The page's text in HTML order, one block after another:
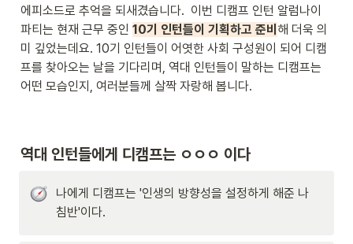
에피소드로 추억을 되새겼습니다.  이번 디캠프 인턴 알럼나이
파티는 현재 근무 중인 10기 인턴들이 기획하고 준비 해 더욱 의
미 깊었는데요. 10기 인턴들이 어엿한 사회 구성원이 되어 디캠
프를 찾아오는 날을 기다리며, 역대 인턴들이 말하는 디캠프는
어떤 모습인지, 여러분들께 살짝 자랑해 봅니다.
역대 인턴들에게 디캠프는 ㅇㅇㅇ 이다
나에게 디캠프는 '인생의 방향성을 설정하게 해준 나
침반'이다.